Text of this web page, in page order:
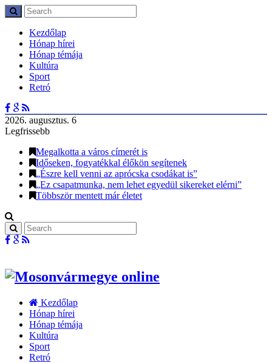
Kezdőlap
Hónap hírei
Hónap témája
Kultúra
Sport
Retró
2026. augusztus. 6
Legfrissebb
Megalkotta a város címerét is
Időseken, fogyatékkal élőkön segítenek
„Észre kell venni az aprócska csodákat is”
„Ez csapatmunka, nem lehet egyedül sikereket elérni”
Többször mentett már életet
Kezdőlap
Hónap hírei
Hónap témája
Kultúra
Sport
Retró